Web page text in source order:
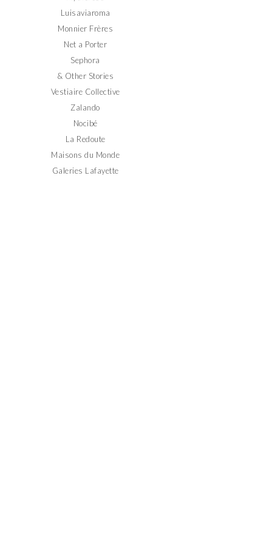
Luisaviaroma
Monnier Frères
Net a Porter
Sephora
& Other Stories
Vestiaire Collective
Zalando
Nocibé
La Redoute
Maisons du Monde
Galeries Lafayette